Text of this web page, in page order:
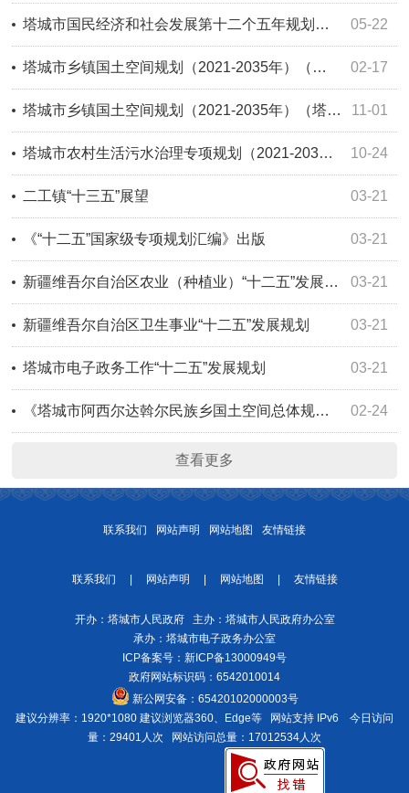
05-22
塔城市国民经济和社会发展第十二个五年规划纲要
02-17
塔城市乡镇国土空间规划（2021-2035年）（塔城市恰夏镇）
11-01
塔城市乡镇国土空间规划（2021-2035年）（塔城市二工镇）
10-24
塔城市农村生活污水治理专项规划（2021-2030）2024修订本
03-21
二工镇“十三五”展望
03-21
《“十二五”国家级专项规划汇编》出版
03-21
新疆维吾尔自治区农业（种植业）“十二五”发展规划
03-21
新疆维吾尔自治区卫生事业“十二五”发展规划
03-21
塔城市电子政务工作“十二五”发展规划
02-24
《塔城市阿西尔达斡尔民族乡国土空间总体规划（2021-2035）》草案公示
查看更多
联系我们 网站声明 网站地图 友情链接
联系我们 网站声明 网站地图 友情链接
开办：塔城市人民政府 主办：塔城市人民政府办公室
承办：塔城市电子政务办公室
ICP备案号： 新ICP备13000949号
政府网站标识码：6542010014
新公网安备： 65420102000003号
建议分辨率：1920*1080 建议浏览器360、Edge等 网站支持 IPv6
今日访问
量：29401人次
网站访问总量：17012534人次